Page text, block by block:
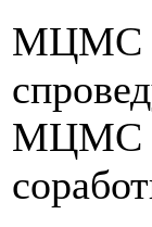
МЦМС
МЦМС